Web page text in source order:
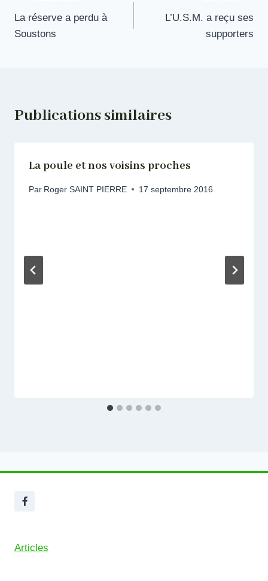
de
La réserve a perdu à
Soustons
L’U.S.M. a reçu ses
supporters
Publications similaires
La poule et nos voisins proches
Par Roger SAINT PIERRE 17 septembre 2016
Articles